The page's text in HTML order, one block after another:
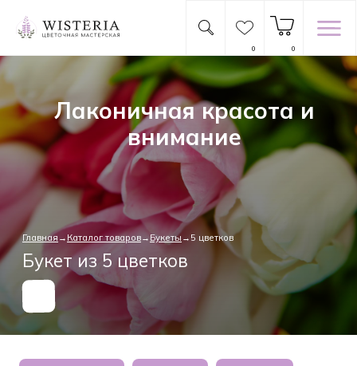
0 0
Букет из 5 цветков
→Букеты →5 цветков
Лаконичная красота и
внимание